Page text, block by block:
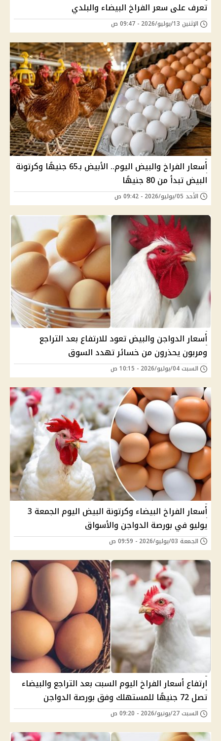
تعرف على سعر الفراخ البيضاء والبلدي
الإثنين 13/يوليو/2026 - 09:47 ص
أسعار الفراخ والبيض اليوم.. الأبيض بـ65 جنيهًا وكرتونة
البيض تبدأ من 80 جنيهًا
الأحد 05/يوليو/2026 - 09:42 ص
أسعار الدواجن والبيض تعود للارتفاع بعد التراجع
ومربون يحذرون من خسائر تهدد السوق
السبت 04/يوليو/2026 - 10:15 ص
أسعار الفراخ البيضاء وكرتونة البيض اليوم الجمعة 3
يوليو في بورصة الدواجن والأسواق
الجمعة 03/يوليو/2026 - 09:59 ص
ارتفاع أسعار الفراخ اليوم السبت بعد التراجع والبيضاء
تصل 72 جنيهًا للمستهلك وفق بورصة الدواجن
السبت 27/يونيو/2026 - 09:20 ص